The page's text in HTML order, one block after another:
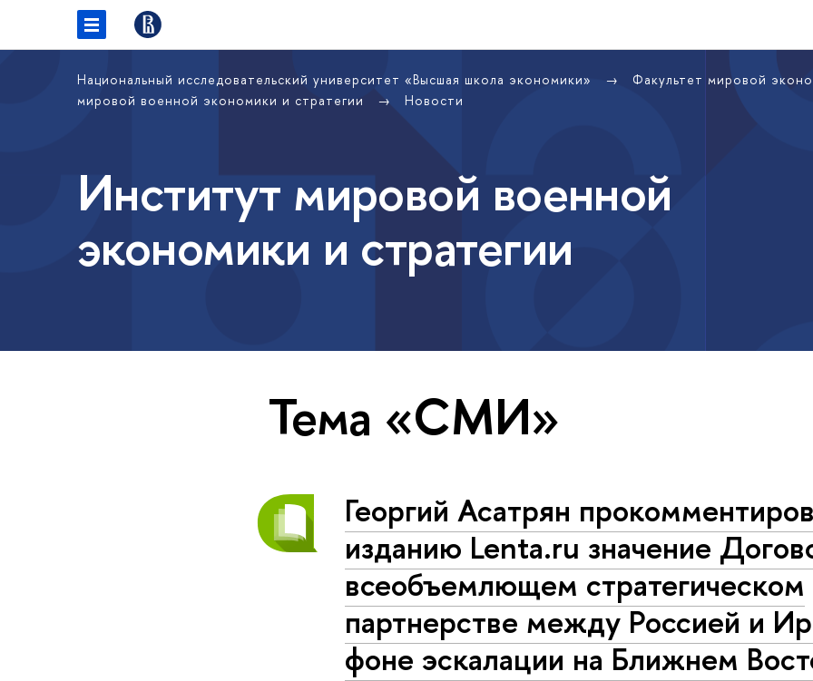
Национальный исследовательский университет «Высшая школа экономики»
Факультет мировой
мировой военной экономики и стратегии
Новости
Институт мировой военной
экономики и стратегии
Тема «СМИ»
Георгий Асатрян
изданию Lenta.ru значение
всеобъемлющем стратегическом
партнерстве между Россией и
фоне эскалации на Ближнем